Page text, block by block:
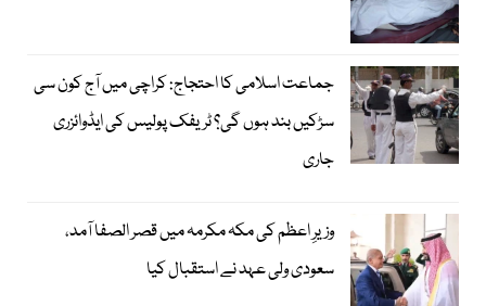
جماعت اسلامی کا احتجاج: کراچی میں آج کون سی
سڑکیں بند ہوں گی؟ ٹریفک پولیس کی ایڈوائزری
جاری
وزیرِ اعظم کی مکہ مکرمہ میں قصر الصفا آمد،
سعودی ولی عہد نے استقبال کیا